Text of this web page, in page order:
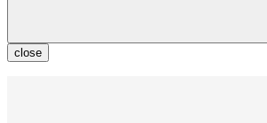
close